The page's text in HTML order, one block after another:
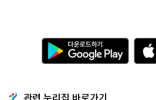
다
운
로
기
관련 누리집 바로가기